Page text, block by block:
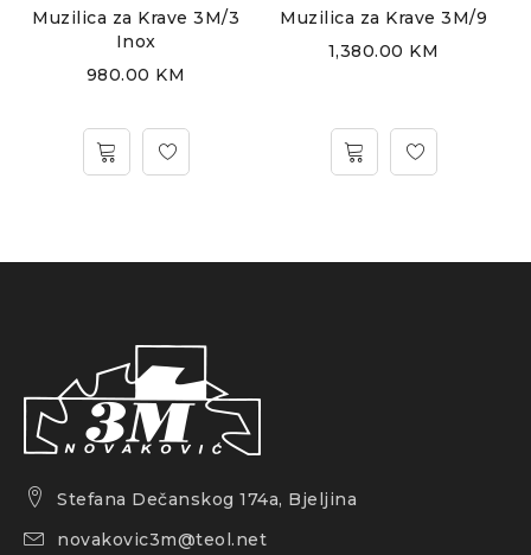
Muzilica za Krave 3M/3
Inox
980.00 KM
Muzilica za Krave 3M/9
1,380.00 KM
Stefana Dečanskog 174a, Bjeljina
novakovic3m@teol.net